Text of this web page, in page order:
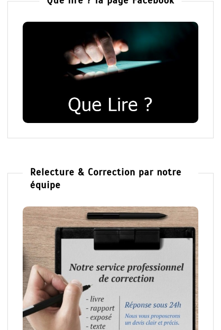
Relecture & Correction par notre
équipe